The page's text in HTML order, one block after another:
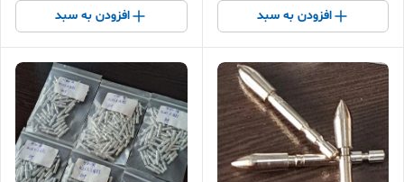
افزودن به سبد افزودن به سبد